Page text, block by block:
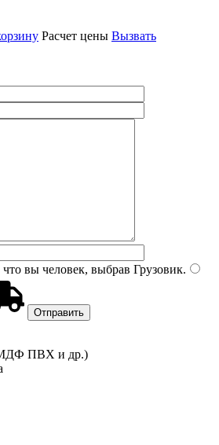
Расчет цены Вызвать
вы человек, выбрав Грузовик.
ПВХ и др.)